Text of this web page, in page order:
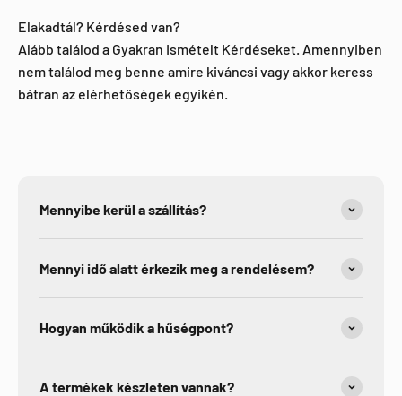
Elakadtál? Kérdésed van?
Alább találod a Gyakran Ismételt Kérdéseket. Amennyiben
nem találod meg benne amire kiváncsi vagy akkor keress
bátran az elérhetőségek egyikén.
Mennyibe kerül a szállítás?
Mennyi idő alatt érkezik meg a rendelésem?
Hogyan működik a hűségpont?
A termékek készleten vannak?